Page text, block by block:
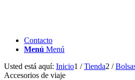
Contacto
Menú Menú
Usted está aquí: Inicio1 / Tienda2 /
Accesorios de viaje